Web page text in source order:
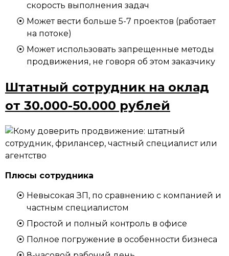
скорость выполнения задач
Может вести больше 5-7 проектов (работает
на потоке)
Может использовать запрещенные методы
продвижения, не говоря об этом заказчику
Штатный сотрудник на оклад
от 30.000-50.000 рублей
Плюсы сотрудника
Невысокая ЗП, по сравнению с компанией и
частным специалистом
Простой и полный контроль в офисе
Полное погружение в особенности бизнеса